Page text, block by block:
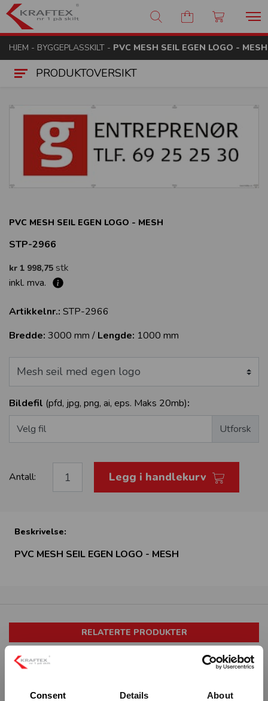
Consent Details About
Kraftex - nr 1 på skilt
HJEM - BYGGEPLASSKILT - PVC MESH SEIL EGEN LOGO - MESH
PRODUKTOVERSIKT
PVC MESH SEIL EGEN LOGO - MESH
STP-2966
kr 1 998,75 stk
inkl. mva.
Artikkelnr.: STP-2966
Bredde: 3000 mm / Lengde: 1000 mm
Bildefil (pfd, jpg, png, ai, eps. Maks 20mb):
Velg fil
Antall: Legg i handlekurv
Beskrivelse:
PVC MESH SEIL EGEN LOGO - MESH
RELATERTE PRODUKTER